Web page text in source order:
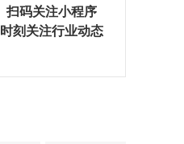
扫码关注小程序
时刻关注行业动态